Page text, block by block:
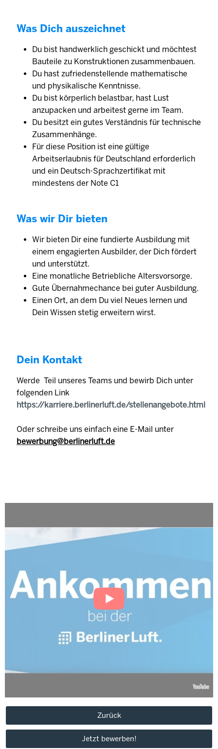
Was Dich auszeichnet
Du bist handwerklich geschickt und möchtest
Bauteile zu Konstruktionen zusammenbauen.
Du hast zufriedenstellende mathematische
und physikalische Kenntnisse.
Du bist körperlich belastbar, hast Lust
anzupacken und arbeitest gerne im Team.
Du besitzt ein gutes Verständnis für technische
Zusammenhänge.
Für diese Position ist eine gültige
Arbeitserlaubnis für Deutschland erforderlich
und ein Deutsch-Sprachzertifikat mit
mindestens der Note C1
Was wir Dir bieten
Wir bieten Dir eine fundierte Ausbildung mit
einem engagierten Ausbilder, der Dich fördert
und unterstützt.
Eine monatliche Betriebliche Altersvorsorge.
Gute Übernahmechance bei guter Ausbildung.
Einen Ort, an dem Du viel Neues lernen und
Dein Wissen stetig erweitern wirst.
Dein Kontakt
Werde Teil unseres Teams und bewirb Dich unter
folgenden Link
https://karriere.berlinerluft.de/stellenangebote.html
Oder schreibe uns einfach eine E-Mail unter
bewerbung@berlinerluft.de
Zurück
Jetzt bewerben!